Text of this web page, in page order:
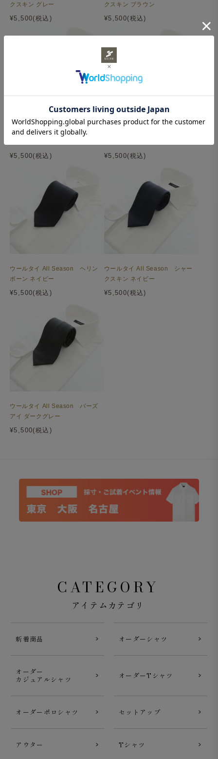
クスキン グレー
¥5,500(税込)
クスキン ブラウン
¥5,500(税込)
ウールタイ All Season バーズ
¥5,500(税込) ¥5,500(税込)
ウールタイ All Season ヘリン
ボーン ネイビー
¥5,500(税込)
ウールタイ All Season シャー
クスキン ネイビー
¥5,500(税込)
ウールタイ All Season バーズ
アイ ダークグレー
¥5,500(税込)
CATEGORY
アイテムカテゴリ
新着商品 オーダーシャツ
オーダー
カジュアルシャツ
オーダーTシャツ
オーダーポロシャツ セットアップ
アウター Tシャツ